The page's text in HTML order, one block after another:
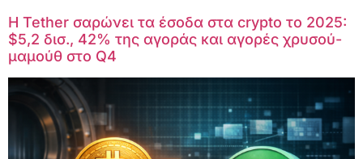
Η Tether σαρώνει τα έσοδα στα crypto το 2025:
$5,2 δισ., 42% της αγοράς και αγορές χρυσού-
μαμούθ στο Q4